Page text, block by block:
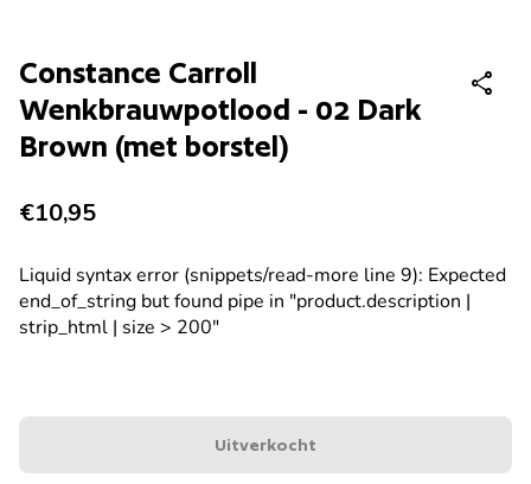
Constance Carroll
Wenkbrauwpotlood - 02 Dark
Brown (met borstel)
share
Normale prijs
€10,95
Liquid syntax error (snippets/read-more line 9): Expected
end_of_string but found pipe in "product.description |
strip_html | size > 200"
Uitverkocht